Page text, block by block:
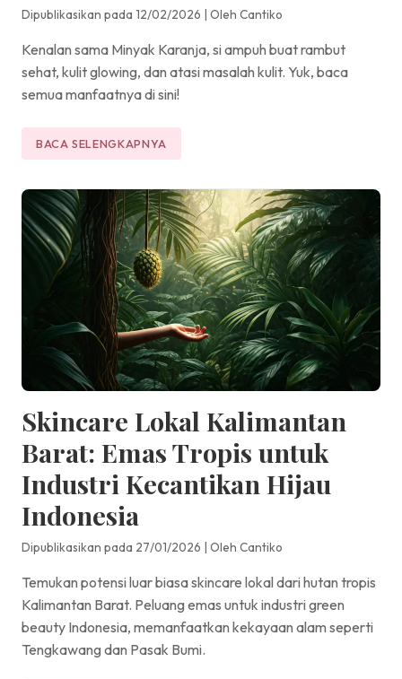
Dipublikasikan pada 12/02/2026 | Oleh Cantiko
Kenalan sama Minyak Karanja, si ampuh buat rambut
sehat, kulit glowing, dan atasi masalah kulit. Yuk, baca
semua manfaatnya di sini!
BACA SELENGKAPNYA
Skincare Lokal Kalimantan
Barat: Emas Tropis untuk
Industri Kecantikan Hijau
Indonesia
Dipublikasikan pada 27/01/2026 | Oleh Cantiko
Temukan potensi luar biasa skincare lokal dari hutan tropis
Kalimantan Barat. Peluang emas untuk industri green
beauty Indonesia, memanfaatkan kekayaan alam seperti
Tengkawang dan Pasak Bumi.